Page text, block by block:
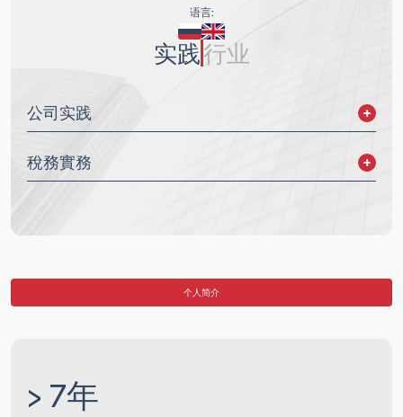
语言:
实践行业
公司实践
并购（M&A）与合资（JV）
公司治理
法律尽职调查
稅務實務
个人简介
> 7年